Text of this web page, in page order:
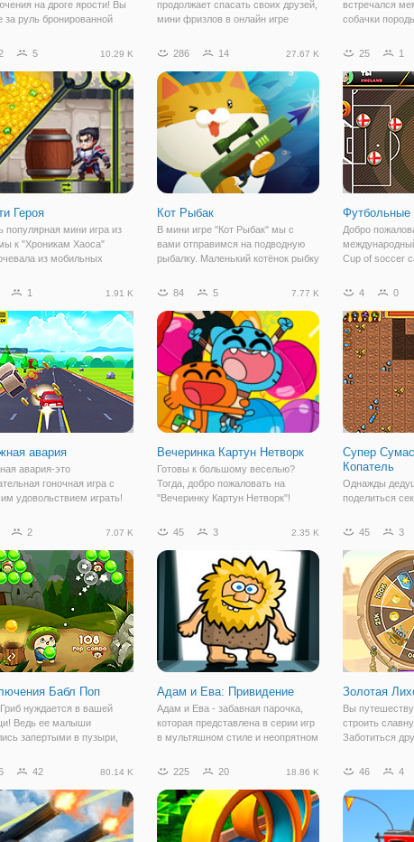
на дроге ярости! Вы
за руль бронированной
С таким арсеналом
он не безумный охотник за
продолжает спасать своих друзей,
мини фризлов в онлайн игре
предыдущие версии, то знаете,
характером, отзывчивостью и
всегда
встречался
собачки
добрым
будет
представляет
5 10.29 K
Героя
популярная мини игра из
к "Хроникам Хаоса"
из мобильных
компьютеров! Теперь
время на бесконечную
Эта
286 14 27.67 K
Кот Рыбак
В мини игре "Кот Рыбак" мы с
вами отправимся на подводную
рыбалку. Маленький котёнок рыбку
вчера. Чтобы приготовить вкусное
рыбы. Готовы котику помочь?
Тогда,
25 1
Футбольные
Добро
Cup of soccer
команду и
Помните , как
настольный
1 1.91 K
авария
авария-это
гоночная игра с
удовольствием играть!
проезжая весь путь до
скорость! Будьте
кто
84 5 7.77 K
Вечеринка Картун Нетворк
Готовы к большому веселью?
Тогда, добро пожаловать на
"Вечеринку Картун Нетворк"!
повеселиться и сыграть вместе
мультяшками. Впереди вас ждёт
пятьдесят мини игр, где можно
4 0
Супер
Копатель
Однажды
поделиться
то на бывшей
очень глубоко
глубине более
думал о
2 7.07 K
Бабл Поп
нуждается в вашей
Ведь ее малыши
запертыми в пузыри,
деток. В онлайн игре
к ней. Игра
собой жанр
45 3 2.35 K
Адам и Ева: Привидение
Адам и Ева - забавная парочка,
которая представлена в серии игр
в мультяшном стиле и неопрятном
интереснее. Между ними часто
недопонимания, но каждый раз
любовь
45 3
Золотая
Вы
строить
Заботиться
ваше золото.
покупайте
выиграть
42 80.14 K 225 20 18.86 K 46 4